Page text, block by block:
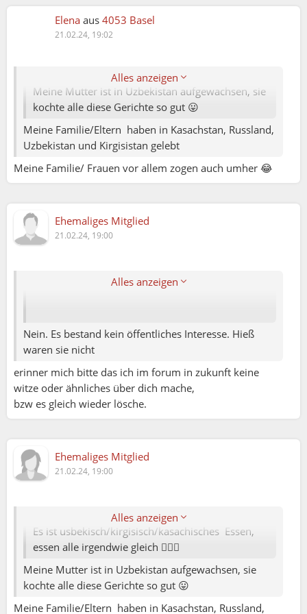
Elena aus 4053 Basel
21.02.24, 19:02
Alles anzeigen
Meine Mutter ist in Uzbekistan aufgewachsen, sie
kochte alle diese Gerichte so gut 😛
Meine Familie/Eltern haben in Kasachstan, Russland,
Uzbekistan und Kirgisistan gelebt
Meine Familie/ Frauen vor allem zogen auch umher 😂
Ehemaliges Mitglied
21.02.24, 19:00
Alles anzeigen
WhoCares:
gefängnis gelandet sein.?
Nein. Es bestand kein öffentliches Interesse. Hieß
waren sie nicht
erinner mich bitte das ich im forum in zukunft keine
witze oder ähnliches über dich mache,
bzw es gleich wieder lösche.
Ehemaliges Mitglied
21.02.24, 19:00
Alles anzeigen
Elena79:
Es ist usbekisch/kirgisisch/kasachisches Essen,
essen alle irgendwie gleich 🤷🏻‍♀️
Meine Mutter ist in Uzbekistan aufgewachsen, sie
kochte alle diese Gerichte so gut 😛
Meine Familie/Eltern haben in Kasachstan, Russland,
WhoCares:
Ich habe mal einen Typen kennengelernt . Der
war ein verurteilter Totschläger.
Einen Messer am Hals hatte ich auch paar mal.
Rini: